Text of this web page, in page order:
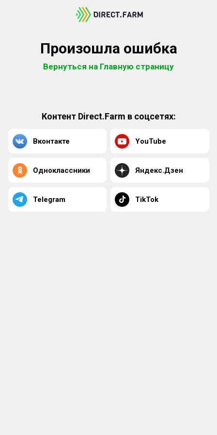
Произошла ошибка
Вернуться на Главную страницу
Контент Direct.Farm в соцсетях:
Вконтакте YouTube
Одноклассники Яндекс.Дзен
Telegram TikTok